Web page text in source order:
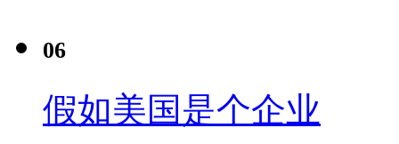
06
假如美国是个企业